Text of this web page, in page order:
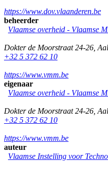
https://www.dov.vlaanderen.be
beheerder
Vlaamse overheid - Vlaamse
Dokter de Moorstraat 24-26
+32 5 372 62 10
https://www.vmm.be
eigenaar
Vlaamse overheid - Vlaamse
Dokter de Moorstraat 24-26
+32 5 372 62 10
https://www.vmm.be
auteur
Vlaamse Instelling voor